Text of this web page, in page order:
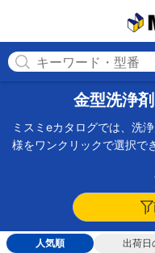
金型洗浄
ミスミeカタログでは、洗
様をワンクリックで選択で
ミイチネンケミカルズ（旧
剤、山一化学、ダイゾー
を多数取り揃えております
人気順 出荷日